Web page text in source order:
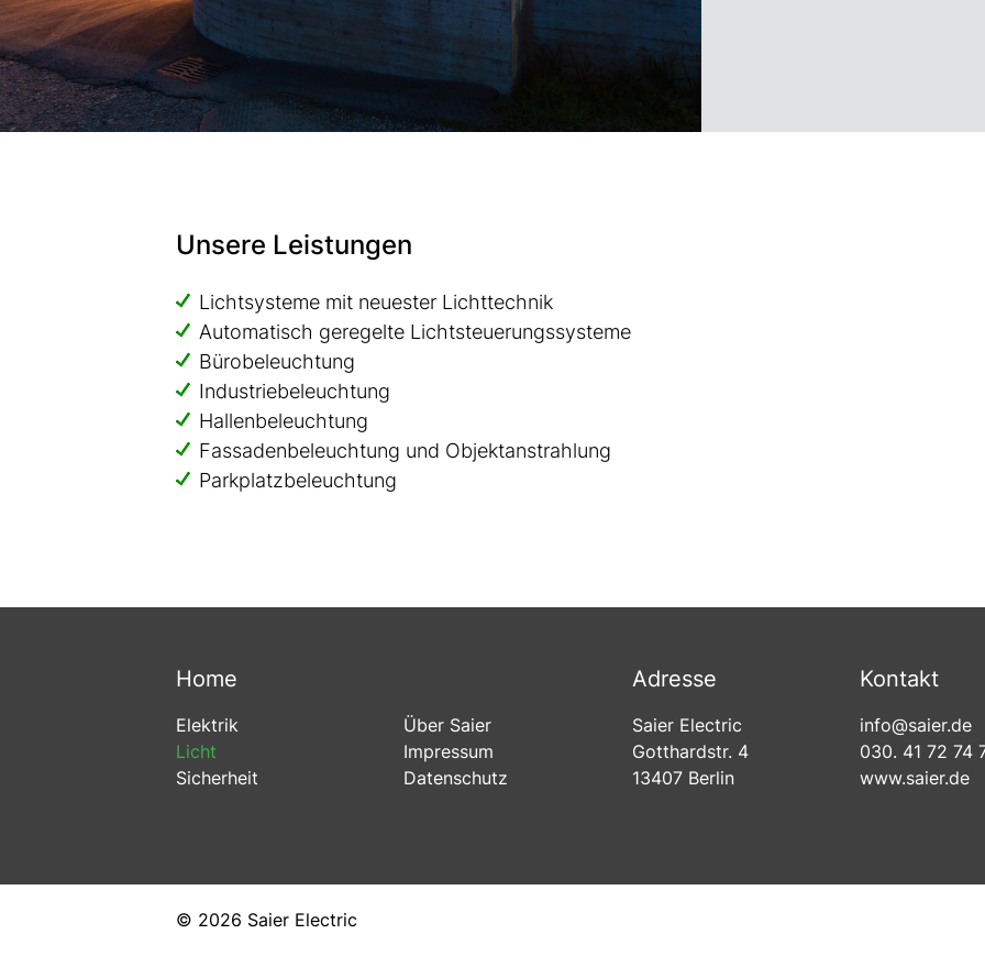
Unsere Leistungen
Lichtsysteme mit neuester Lichttechnik
Automatisch geregelte Lichtsteuerungssysteme
Bürobeleuchtung
Industriebeleuchtung
Hallenbeleuchtung
Fassadenbeleuchtung und Objektanstrahlung
Parkplatzbeleuchtung
Navigation
Home
Elektrik
Licht
Sicherheit
Navigation
überspringen
Über Saier
Impressum
Datenschutz
Adresse
Saier Electric
Gotthardstr. 4
13407 Berlin
Kontakt
info@saier.de
030. 41 72 74
www.saier.de
© 2026 Saier Electric